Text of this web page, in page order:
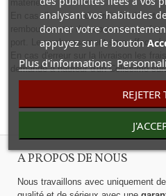
matériel.
En cas d'exercice du droit de
remboursement des sommes
port. Le remboursement sera effectué
demande à hauteur d'un Colissimo
RETOUR A
A PROPOS DE NOUS
Nous travaillons avec uniquement
analysant vos habitudes
donner votre
appuyez sur le bouton
Plus d'informations
REJETER